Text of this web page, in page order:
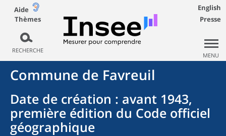
Aide
Thèmes
RECHERCHE
English
Presse
MENU
Commune de Favreuil
Date de création : avant 1943,
première édition du Code officiel
géographique